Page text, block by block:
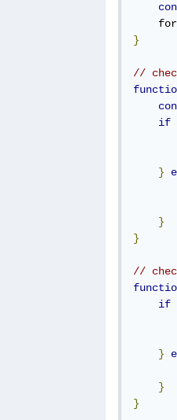
}
//
if
}
}
}
//
if
}
}
}